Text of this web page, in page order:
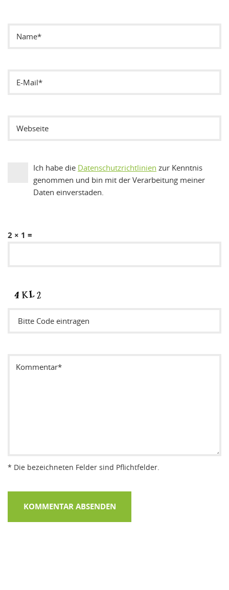
Ich habe die Datenschutzrichtlinien zur Kenntnis
genommen und bin mit der Verarbeitung meiner
Daten einverstaden.
2 × 1 =
* Die bezeichneten Felder sind Pflichtfelder.